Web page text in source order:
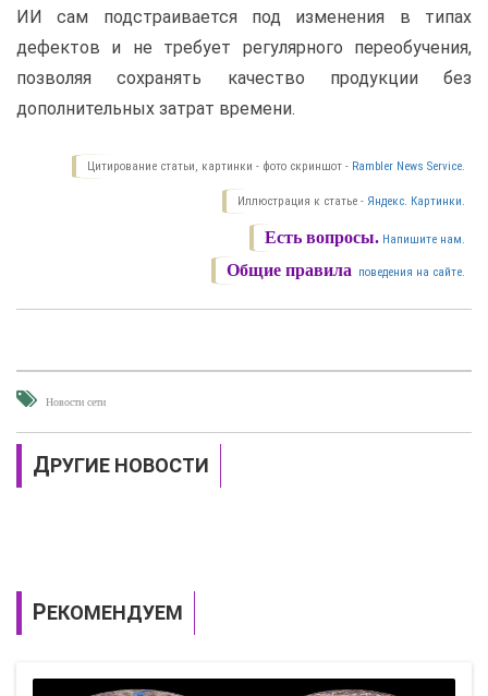
ИИ сам подстраивается под изменения в типах
дефектов и не требует регулярного переобучения,
позволяя сохранять качество продукции без
дополнительных затрат времени.
Цитирование статьи, картинки - фото скриншот - Rambler News Service.
Иллюстрация к статье - Яндекс. Картинки.
Есть вопросы. Напишите нам.
Общие правила поведения на сайте.
Новости сети
ДРУГИЕ НОВОСТИ
РЕКОМЕНДУЕМ